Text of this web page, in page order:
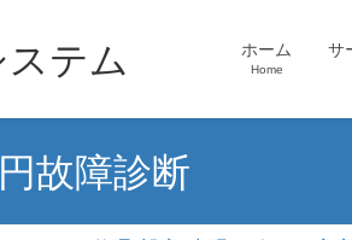
テム ホーム
Home
サ
故障診断